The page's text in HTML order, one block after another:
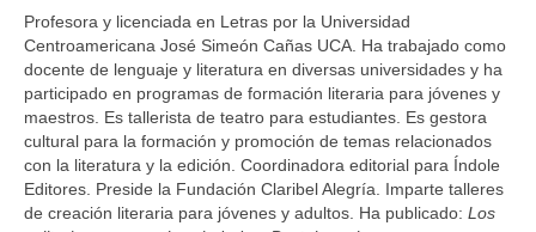
Profesora y licenciada en Letras por la Universidad
Centroamericana José Simeón Cañas UCA. Ha trabajado como
docente de lenguaje y literatura en diversas universidades y ha
participado en programas de formación literaria para jóvenes y
maestros. Es tallerista de teatro para estudiantes. Es gestora
cultural para la formación y promoción de temas relacionados
con la literatura y la edición. Coordinadora editorial para Índole
Editores. Preside la Fundación Claribel Alegría. Imparte talleres
de creación literaria para jóvenes y adultos. Ha publicado: Los